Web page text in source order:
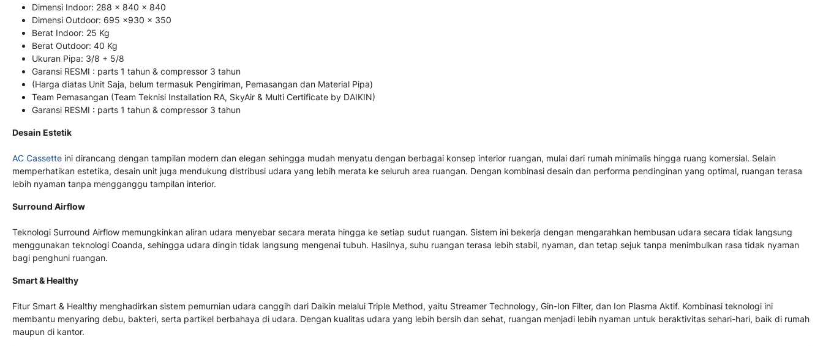
Dimensi Indoor: 288 x 840 x 840
Dimensi Outdoor: 695 x930 x 350
Berat Indoor: 25 Kg
Berat Outdoor: 40 Kg
Ukuran Pipa: 3/8 + 5/8
Garansi RESMI : parts 1 tahun & compressor 3 tahun
(Harga diatas Unit Saja, belum termasuk Pengiriman, Pemasangan dan Material Pipa)
Team Pemasangan (Team Teknisi Installation RA, SkyAir & Multi Certificate by DAIKIN)
Garansi RESMI : parts 1 tahun & compressor 3 tahun
Desain Estetik
AC Cassette ini dirancang dengan tampilan modern dan elegan sehingga mudah menyatu dengan berbagai konsep interior ruangan, mulai dari rumah minimalis hingga ruang komersial. Selain
memperhatikan estetika, desain unit juga mendukung distribusi udara yang lebih merata ke seluruh area ruangan. Dengan kombinasi desain dan performa pendinginan yang optimal, ruangan terasa
lebih nyaman tanpa mengganggu tampilan interior.
Surround Airflow
Teknologi Surround Airflow memungkinkan aliran udara menyebar secara merata hingga ke setiap sudut ruangan. Sistem ini bekerja dengan mengarahkan hembusan udara secara tidak langsung
menggunakan teknologi Coanda, sehingga udara dingin tidak langsung mengenai tubuh. Hasilnya, suhu ruangan terasa lebih stabil, nyaman, dan tetap sejuk tanpa menimbulkan rasa tidak nyaman
bagi penghuni ruangan.
Smart & Healthy
Fitur Smart & Healthy menghadirkan sistem pemurnian udara canggih dari Daikin melalui Triple Method, yaitu Streamer Technology, Gin-Ion Filter, dan Ion Plasma Aktif. Kombinasi teknologi ini
membantu menyaring debu, bakteri, serta partikel berbahaya di udara. Dengan kualitas udara yang lebih bersih dan sehat, ruangan menjadi lebih nyaman untuk beraktivitas sehari-hari, baik di rumah
maupun di kantor.